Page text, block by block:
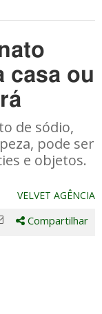
casa ou
de sódio,
pode ser
e objetos.
VELVET AGÊNCIA
Compartilhar